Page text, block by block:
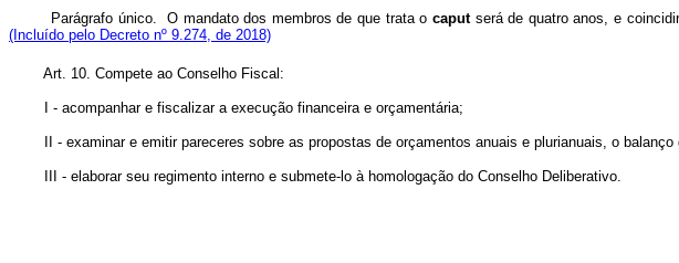
Parágrafo único. O mandato dos membros de que trata o caputserá de quatro anos, e
(Incluído pelo Decreto nº 9.274, de 2018)
Art. 10. Compete ao Conselho Fiscal:
I - acompanhar e fiscalizar a execução financeira e orçamentária;
II - examinar e emitir pareceres sobre as propostas de orçamentos anuais e plurianuais, o balanço
III - elaborar seu regimento interno e submete-lo à homologação do Conselho Deliberativo.